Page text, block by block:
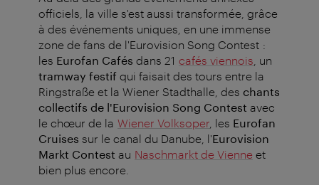
officiels, la ville s'est aussi transformée, grâce
à des événements uniques, en une immense
zone de fans de l'Eurovision Song Contest :
les Eurofan Cafés dans 21 cafés viennois , un
tramway festif qui faisait des tours entre la
Ringstraße et la Wiener Stadthalle, des chants
collectifs de l'Eurovision Song Contest avec
le chœur de la Wiener Volksoper , les Eurofan
Cruises sur le canal du Danube, l'Eurovision
Markt Contest au Naschmarkt de Vienne et
bien plus encore.